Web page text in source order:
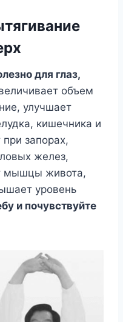
для глаз,
объем
улучшает
кишечника и
запорах,
желез,
мышцы живота,
уровень
и почувствуйте